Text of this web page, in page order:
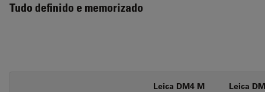
Tudo definido e memorizado
Leica DM4 M Leica